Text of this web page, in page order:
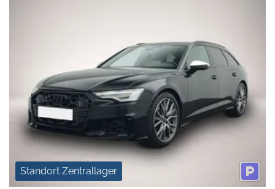
Standort Zentrallager